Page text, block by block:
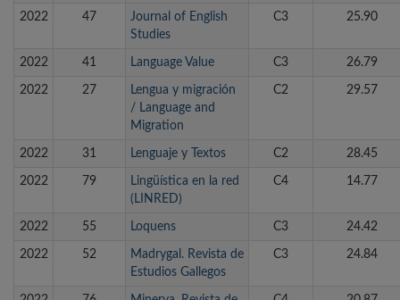
2022 47
Journal of English
Studies
C3 25.90
2022 41 Language Value C3 26.79
2022 27
Lengua y migración
/ Language and
Migration
C2 29.57
2022 31 Lenguaje y Textos C2 28.45
2022 79
Lingüística en la red
(LINRED)
C4 14.77
2022 55 Loquens C3 24.42
2022 52
Madrygal. Revista de
Estudios Gallegos
C3 24.84